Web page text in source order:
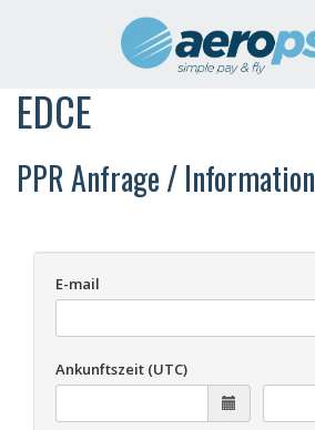
EDCE
PPR Anfrage / Information